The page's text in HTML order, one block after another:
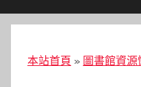
本站首頁 » 圖書館資源